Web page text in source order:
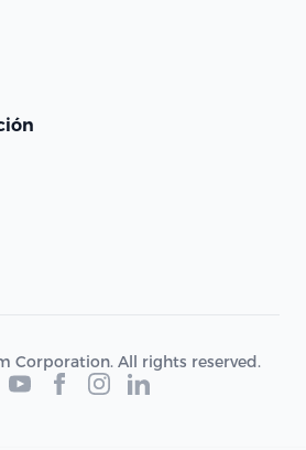
Corporation. All rights reserved.